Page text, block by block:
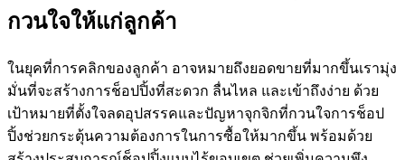
กวนใจให้แก่ลูกค้า
ในยุคที่การคลิกของลูกค้า อาจหมายถึงยอดขายที่มากขึ้นเรามุ่ง
มั่นที่จะสร้างการช็อปปิ้งที่สะดวก ลื่นไหล และเข้าถึงง่าย ด้วย
เป้าหมายที่ตั้งใจลดอุปสรรคและปัญหาจุกจิกที่กวนใจการช็อป
ปิ้งช่วยกระตุ้นความต้องการในการซื้อให้มากขึ้น พร้อมด้วย